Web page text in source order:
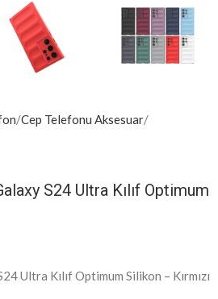
Cep Telefonu Aksesuar
S24 Ultra Kılıf Optimum
Ultra Kılıf Optimum Silikon – Kırmızı